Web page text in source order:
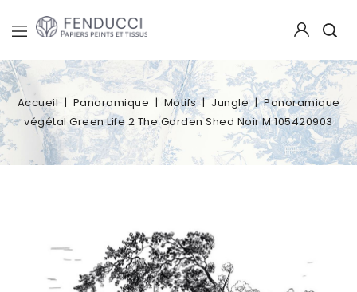
Accueil Panoramique Motifs Jungle
Panoramique
végétal Green Life 2 The Garden Shed Noir M 105420903